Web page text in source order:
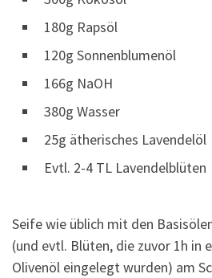
180g Rapsöl
120g Sonnenblumenöl
166g NaOH
380g Wasser
25g ätherisches Lavendelöl
Evtl. 2-4 TL Lavendelblüten
Seife wie üblich mit den
(und evtl. Blüten, die zuvor 1h in
Olivenöl eingelegt wurden) am